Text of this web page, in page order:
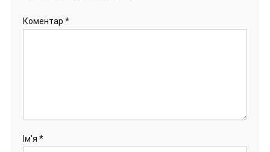
Коментар *
Ім'я *